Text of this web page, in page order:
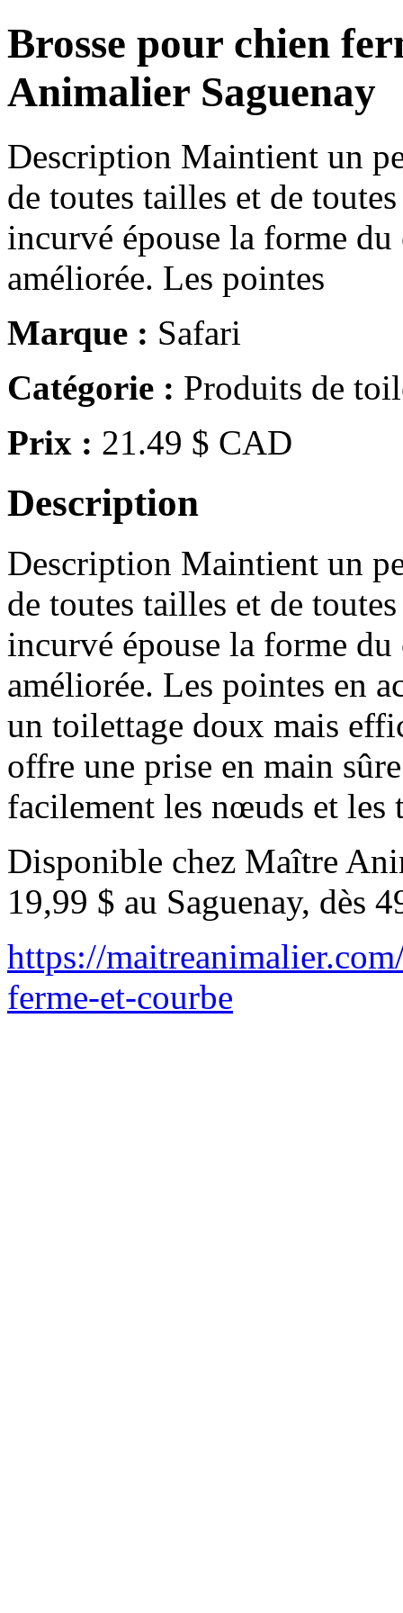
Brosse pour chien
Animalier Saguenay
Description Maintient un
de toutes tailles et de
incurvé épouse la forme
améliorée. Les pointes
Marque : Safari
Catégorie : Produits de
Prix : 21.49 $ CAD
Description
Description Maintient un
de toutes tailles et de
incurvé épouse la forme
améliorée. Les pointes en
un toilettage doux mais
offre une prise en main
facilement les nœuds et les
Disponible chez Maître
19,99 $ au Saguenay, dès
https://
ferme-et-courbe